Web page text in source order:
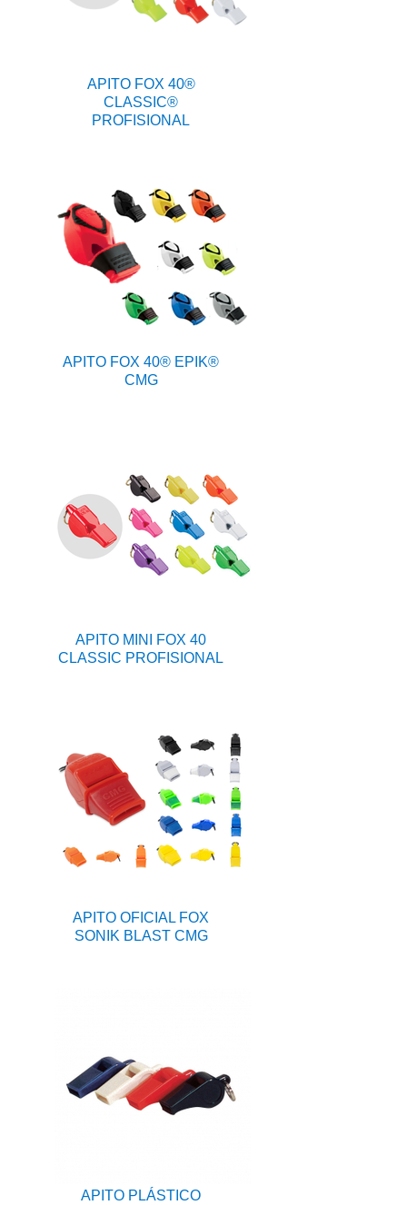
APITO FOX 40®
CLASSIC®
PROFISIONAL
APITO FOX 40® EPIK®
CMG
APITO MINI FOX 40
CLASSIC PROFISIONAL
APITO OFICIAL FOX
SONIK BLAST CMG
APITO PLÁSTICO